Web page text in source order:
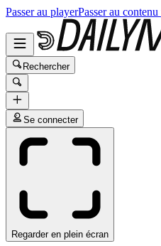
Passer au playerPasser au
Rechercher
Se connecter
Regarder en plein écran